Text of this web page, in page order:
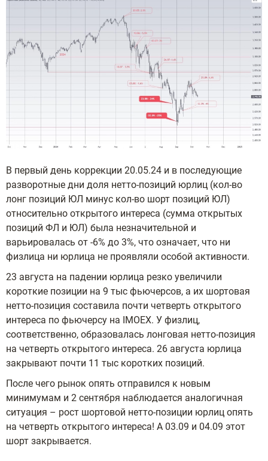
В первый день коррекции 20.05.24 и в последующие
разворотные дни доля нетто-позиций юрлиц (кол-во
лонг позиций ЮЛ минус кол-во шорт позиций ЮЛ)
относительно открытого интереса (сумма открытых
позиций ФЛ и ЮЛ) была незначительной и
варьировалась от -6% до 3%, что означает, что ни
физлица ни юрлица не проявляли особой активности.
23 августа на падении юрлица резко увеличили
короткие позиции на 9 тыс фьючерсов, а их шортовая
нетто-позиция составила почти четверть открытого
интереса по фьючерсу на IMOEX. У физлиц,
соответственно, образовалась лонговая нетто-позиция
на четверть открытого интереса. 26 августа юрлица
закрывают почти 11 тыс коротких позиций.
После чего рынок опять отправился к новым
минимумам и 2 сентября наблюдается аналогичная
ситуация – рост шортовой нетто-позиции юрлиц опять
на четверть открытого интереса! А 03.09 и 04.09 этот
шорт закрывается.